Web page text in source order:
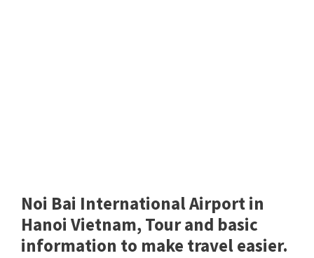
Noi Bai International Airport in
Hanoi Vietnam, Tour and basic
information to make travel easier.